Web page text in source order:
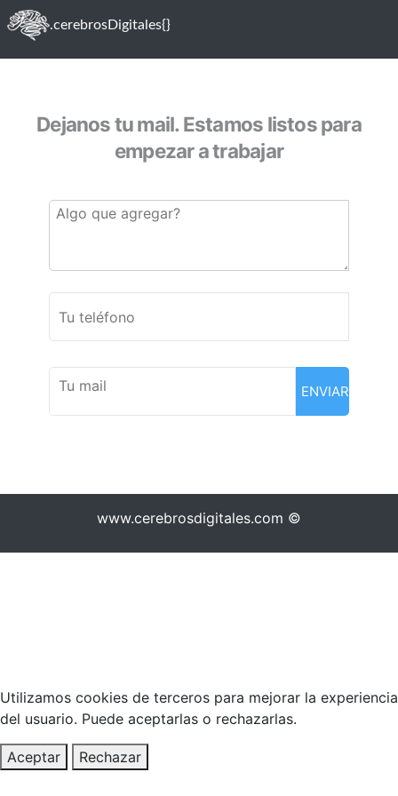
.cerebrosDigitales{}
Dejanos tu mail. Estamos listos para
empezar a trabajar
www.cerebrosdigitales.com ©
Utilizamos cookies de terceros para mejorar la experiencia
del usuario. Puede aceptarlas o rechazarlas.
Aceptar Rechazar